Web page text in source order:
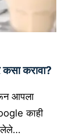
कसा करावा?
आपला
काही